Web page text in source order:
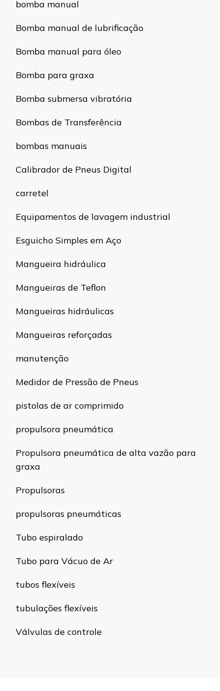
bomba manual
Bomba manual de lubrificação
Bomba manual para óleo
Bomba para graxa
Bomba submersa vibratória
Bombas de Transferência
bombas manuais
Calibrador de Pneus Digital
carretel
Equipamentos de lavagem industrial
Esguicho Simples em Aço
Mangueira hidráulica
Mangueiras de Teflon
Mangueiras hidráulicas
Mangueiras reforçadas
manutenção
Medidor de Pressão de Pneus
pistolas de ar comprimido
propulsora pneumática
Propulsora pneumática de alta vazão para
graxa
Propulsoras
propulsoras pneumáticas
Tubo espiralado
Tubo para Vácuo de Ar
tubos flexíveis
tubulações flexíveis
Válvulas de controle